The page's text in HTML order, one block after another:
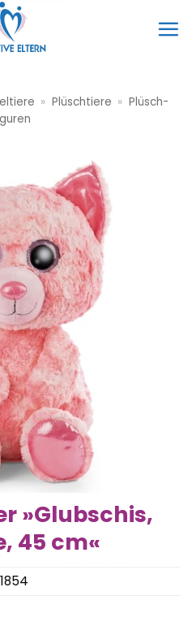
» Plüschtiere » Plüsch-
»Glubschis,
45 cm«